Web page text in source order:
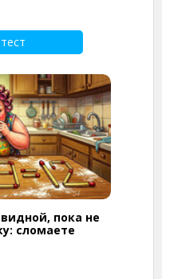
пока не
сломаете